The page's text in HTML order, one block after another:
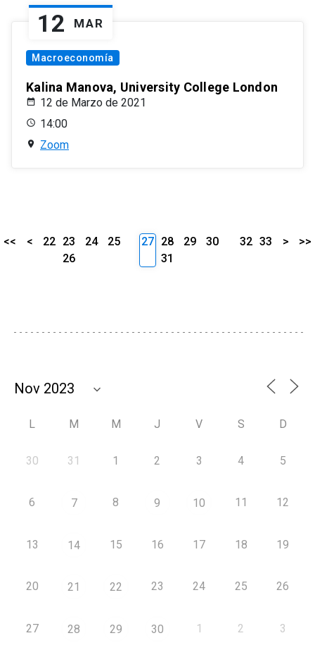
12 MAR
Macroeconomía
Kalina Manova, University College London
12 de Marzo de 2021
14:00
Zoom
<< < 22 23 24
25
26
27 28 29
30
31
32 33 > >>
L M M J V S D
30 31 1 2 3 4 5
6 7 8 9 10 11 12
13 14 15 16 17 18 19
20 21 22 23 24 25 26
27 28 29 30 1 2 3